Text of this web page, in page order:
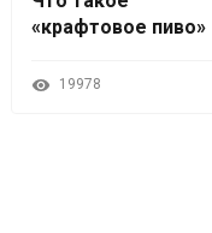
«крафтовое пиво»
19978